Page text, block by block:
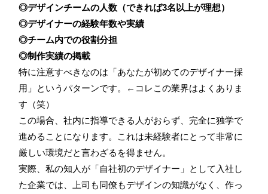
◎デザインチームの人数（できれば3名以上が理想）
◎デザイナーの経験年数や実績
◎チーム内での役割分担
◎制作実績の掲載
特に注意すべきなのは「あなたが初めてのデザイナー採
用」というパターンです。←コレこの業界はよくありま
す（笑）
この場合、社内に指導できる人がおらず、完全に独学で
進めることになります。これは未経験者にとって非常に
厳しい環境だと言わざるを得ません。
実際、私の知人が「自社初のデザイナー」として入社し
た企業では、上司も同僚もデザインの知識がなく、作っ